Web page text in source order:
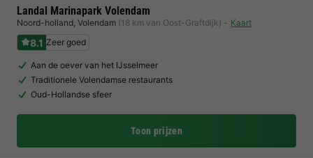
Landal Marinapark Volendam
Noord-holland, Volendam (18 km van Oost-Graftdijk) Kaart
8.1 Zeer goed
Aan de oever van het IJsselmeer
Traditionele Volendamse restaurants
Oud-Hollandse sfeer
Toon prijzen